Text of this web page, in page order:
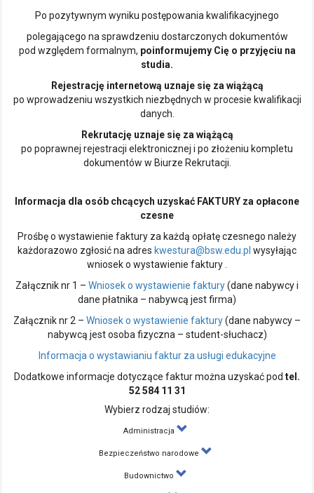
Po pozytywnym wyniku postępowania kwalifikacyjnego
polegającego na sprawdzeniu dostarczonych dokumentów
pod względem formalnym, poinformujemy Cię o przyjęciu na
studia.
Rejestrację internetową uznaje się za wiążącą
po wprowadzeniu wszystkich niezbędnych w procesie kwalifikacji
danych.
Rekrutację uznaje się za wiążącą
po poprawnej rejestracji elektronicznej i po złożeniu kompletu
dokumentów w Biurze Rekrutacji.
Informacja dla osób chcących uzyskać FAKTURY za opłacone
czesne
Prośbę o wystawienie faktury za każdą opłatę czesnego należy
każdorazowo zgłosić na adres kwestura@bsw.edu.pl wysyłając
wniosek o wystawienie faktury .
Załącznik nr 1 – Wniosek o wystawienie faktury(dane nabywcy i
dane płatnika – nabywcą jest firma)
Załącznik nr 2 – Wniosek o wystawienie faktury(dane nabywcy –
nabywcą jest osoba fizyczna – student-słuchacz)
Informacja o wystawianiu faktur za usługi edukacyjne
Dodatkowe informacje dotyczące faktur można uzyskać pod tel.
52 584 11 31
Wybierz rodzaj studiów:
Administracja
Bezpieczeństwo narodowe
Budownictwo